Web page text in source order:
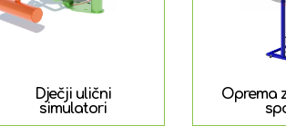
Dječji ulični
simulatori
Oprema